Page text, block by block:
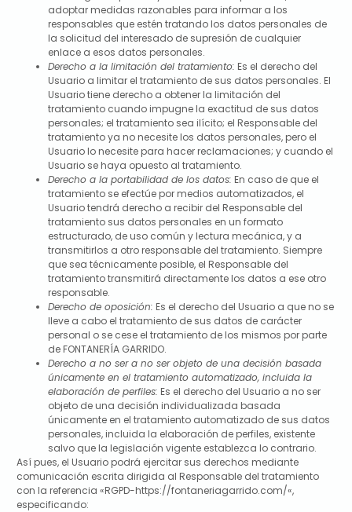
adoptar medidas razonables para informar a los
responsables que estén tratando los datos personales de
la solicitud del interesado de supresión de cualquier
enlace a esos datos personales.
Derecho a la limitación del tratamiento: Es el derecho del
Usuario a limitar el tratamiento de sus datos personales. El
Usuario tiene derecho a obtener la limitación del
tratamiento cuando impugne la exactitud de sus datos
personales; el tratamiento sea ilícito; el Responsable del
tratamiento ya no necesite los datos personales, pero el
Usuario lo necesite para hacer reclamaciones; y cuando el
Usuario se haya opuesto al tratamiento.
Derecho a la portabilidad de los datos: En caso de que el
tratamiento se efectúe por medios automatizados, el
Usuario tendrá derecho a recibir del Responsable del
tratamiento sus datos personales en un formato
estructurado, de uso común y lectura mecánica, y a
transmitirlos a otro responsable del tratamiento. Siempre
que sea técnicamente posible, el Responsable del
tratamiento transmitirá directamente los datos a ese otro
responsable.
Derecho de oposición: Es el derecho del Usuario a que no se
lleve a cabo el tratamiento de sus datos de carácter
personal o se cese el tratamiento de los mismos por parte
de FONTANERÍA GARRIDO.
Derecho a no ser a no ser objeto de una decisión basada
únicamente en el tratamiento automatizado, incluida la
elaboración de perfiles: Es el derecho del Usuario a no ser
objeto de una decisión individualizada basada
únicamente en el tratamiento automatizado de sus datos
personales, incluida la elaboración de perfiles, existente
salvo que la legislación vigente establezca lo contrario.
Así pues, el Usuario podrá ejercitar sus derechos mediante
comunicación escrita dirigida al Responsable del tratamiento
con la referencia «RGPD-https://fontaneriagarrido.com/«,
especificando: